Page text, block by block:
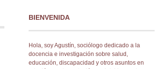
BIENVENIDA
Hola, soy Agustín, sociólogo dedicado a la
docencia e investigación sobre salud,
educación, discapacidad y otros asuntos en